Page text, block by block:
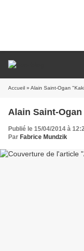
Accueil » Alain Saint-Ogan
Alain Saint-
Publié le 15/04/2014 à
Par Fabrice Mundzik